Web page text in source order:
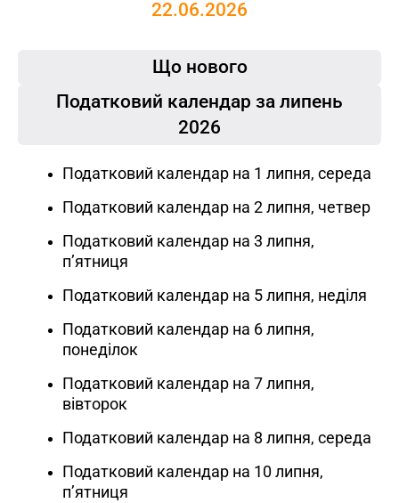
22.06.2026
Що нового
Податковий календар за липень
2026
Податковий календар на 1 липня, середа
Податковий календар на 2 липня, четвер
Податковий календар на 3 липня,
пʼятниця
Податковий календар на 5 липня, неділя
Податковий календар на 6 липня,
понеділок
Податковий календар на 7 липня,
вівторок
Податковий календар на 8 липня, середа
Податковий календар на 10 липня,
пʼятниця